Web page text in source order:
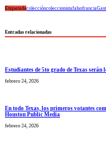
Etiquetadacoleccióncoleccionistafalsofrancia
Entradas relacionadas
Estudiantes de 5to grado de Texas
febrero 24, 2026
En todo Texas, los primeros votantes
Houston Public Media
febrero 24, 2026